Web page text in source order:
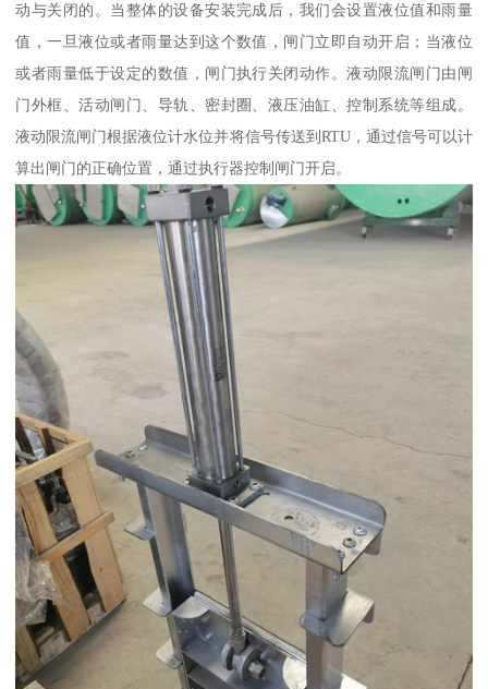
动与关闭的。当整体的设备安装完成后，我们会设置液位值和雨量
值，一旦液位或者雨量达到这个数值，闸门立即自动开启；当液位
或者雨量低于设定的数值，闸门执行关闭动作。液动限流闸门由闸
门外框、活动闸门、导轨、密封圈、液压油缸、控制系统等组成。
液动限流闸门根据液位计水位并将信号传送到RTU，通过信号可以计
算出闸门的正确位置，通过执行器控制闸门开启。